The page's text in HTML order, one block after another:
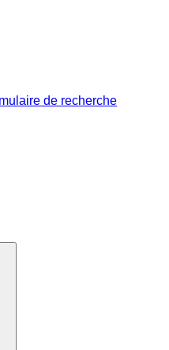
de recherche